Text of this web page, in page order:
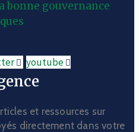
bonne gouvernance
youtube
et ressources sur
directement dans votre